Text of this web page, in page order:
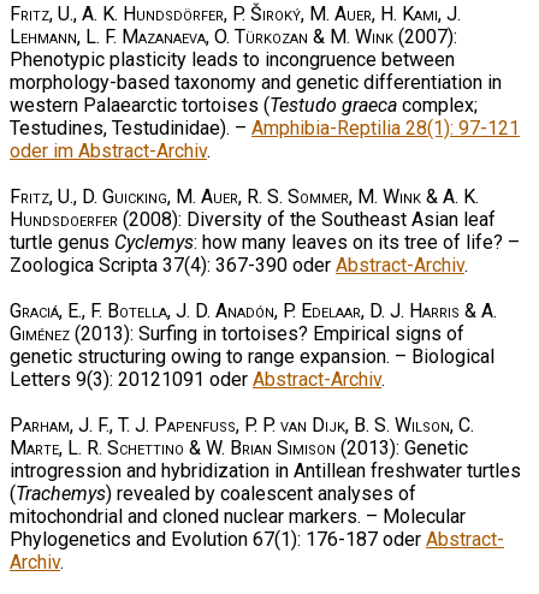
Fritz, U., A. K. Hundsdörfer, P. Široký, M. Auer, H. Kami, J.
Lehmann, L. F. Mazanaeva, O. Türkozan & M. Wink (2007):
Phenotypic plasticity leads to incongruence between
morphology-based taxonomy and genetic differentiation in
western Palaearctic tortoises (Testudo graeca complex;
Testudines, Testudinidae). – Amphibia-Reptilia 28(1): 97-121
oder im Abstract-Archiv.
Fritz, U., D. Guicking, M. Auer, R. S. Sommer, M. Wink & A. K.
Hundsdoerfer (2008): Diversity of the Southeast Asian leaf
turtle genus Cyclemys: how many leaves on its tree of life? –
Zoologica Scripta 37(4): 367-390 oder Abstract-Archiv.
Graciá, E., F. Botella, J. D. Anadón, P. Edelaar, D. J. Harris & A.
Giménez (2013): Surfing in tortoises? Empirical signs of
genetic structuring owing to range expansion. – Biological
Letters 9(3): 20121091 oder Abstract-Archiv.
Parham, J. F., T. J. Papenfuss, P. P. van Dijk, B. S. Wilson, C.
Marte, L. R. Schettino & W. Brian Simison (2013): Genetic
introgression and hybridization in Antillean freshwater turtles
(Trachemys) revealed by coalescent analyses of
mitochondrial and cloned nuclear markers. – Molecular
Phylogenetics and Evolution 67(1): 176-187 oder Abstract-
Archiv.